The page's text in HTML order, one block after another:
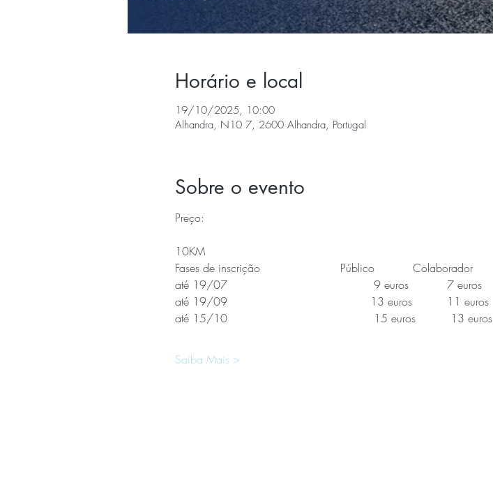
Horário e local
19/10/2025, 10:00
Alhandra, N10 7, 2600 Alhandra, Portugal
Sobre o evento
Preço:
10KM
Fases de inscrição                       Público           Colaborador
até 19/07                                          9 euros           7 euros
até 19/09                                         13 euros          11 euros
até 15/10                                          15 euros          13 euros
Saiba Mais >